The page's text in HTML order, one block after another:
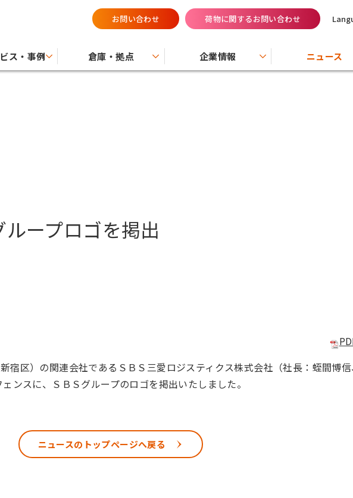
お問い合わせ 荷物に関するお問い合わせ
ス・事例 倉庫・拠点 企業情報 ニュース
ープロゴを掲出
宿区）の関連会社であるＳＢＳ三愛ロジスティクス株式会社（社長：蛭間博
ンスに、ＳＢＳグループのロゴを掲出いたしました。
ニュースのトップページへ戻る